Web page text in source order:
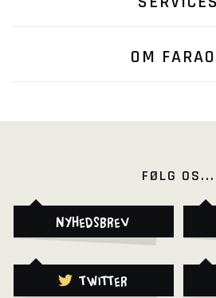
OM
FØLG OS...
Nyhedsbrev
Twitter